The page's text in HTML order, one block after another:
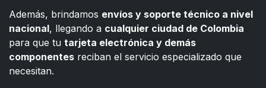
Además, brindamos envíos y soporte técnico a nivel
nacional, llegando a cualquier ciudad de Colombia
para que tu tarjeta electrónica y demás
componentes reciban el servicio especializado que
necesitan.